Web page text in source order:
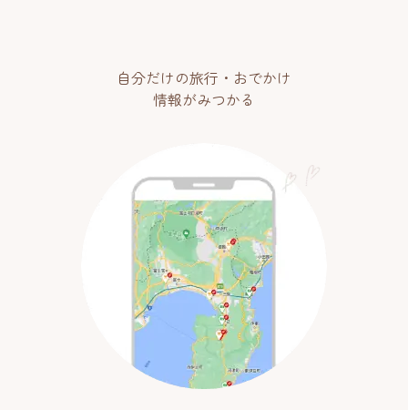
自分だけの旅行・おでかけ
情報がみつかる